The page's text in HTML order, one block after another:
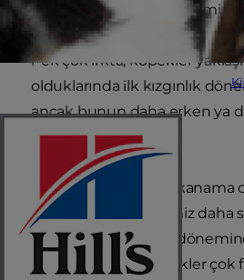
8 ayda bir kızgınlık dönemine
Pek çok ırkta, köpekler
olduklarında ilk kızgınlık
ancak bunun daha erken ya
da mümkündür.
Vajinadan bir miktar kanama
şiştiğinde ve köpeğiniz daha
çoğunlukla kızgınlık
anlaşılabilir. Dişi kopekler